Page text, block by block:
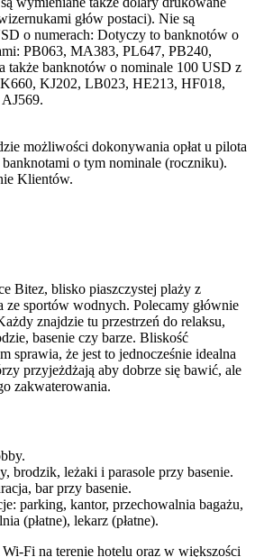
głów postaci). Nie są
o numerach: Dotyczy to banknotów o
PB063, MA383, PL647, PB240,
także banknotów o nominale 100 USD z
KJ202, LB023, HE213, HF018,
możliwości dokonywania opłat u pilota
o tym nominale (roczniku).
Klientów.
Bitez, blisko piaszczystej plaży z
ze sportów wodnych. Polecamy głównie
znajdzie tu przestrzeń do relaksu,
basenie czy barze. Bliskość
sprawia, że jest to jednocześnie idealna
przyjeżdżają aby dobrze się bawić, ale
zakwaterowania.
brodzik, leżaki i parasole przy basenie.
bar przy basenie.
parking, kantor, przechowalnia bagażu,
(płatne), lekarz (płatne).
Wi-Fi na terenie hotelu oraz w większości